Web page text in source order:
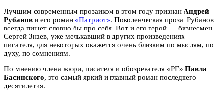
Лучшим современным прозаиком в этом году признан Андрей
Рубанов и его роман «Патриот». Поколенческая проза. Рубанов
всегда пишет словно бы про себя. Вот и его герой — бизнесмен
Сергей Знаев, уже мелькавший в других произведениях
писателя, для некоторых окажется очень близким по мыслям, по
духу, по сомнениям.
По мнению члена жюри, писателя и обозревателя «РГ» Павла
Басинского, это самый яркий и главный роман последнего
десятилетия.